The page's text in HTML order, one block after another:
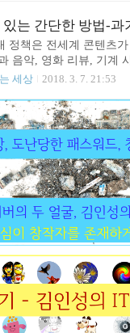
주장할수록 입지가 좁
, 새 정부에서도 마찬가
듣지 않겠지만, 이런 목
는 동영상 서비스에서
니다. 현재 네이버..
는 간단한 방법-과
정책은 전세계 콘텐츠
음악, 영화 리뷰, 기계
되는 간단한 팁까지 영상
을 지급합니다. 따라서
익을 얻을 수 있으므로
면 유투브 업로드를 직업
장삐쭈 영상은 올릴 때
치 에바 쎄바 넙치 참치
인 것입니다.원시 시대
대사 하나 없이 뗀 석기
세상 2018. 3. 7. 21:53